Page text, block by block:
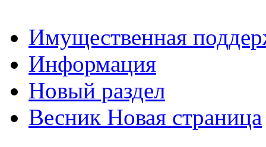
Имущественная
Информация
Новый раздел
Весник Новая страница